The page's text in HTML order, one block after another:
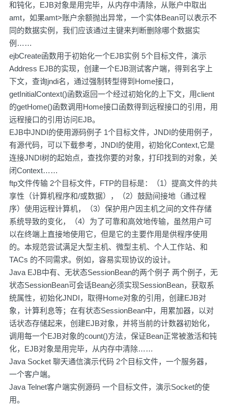
和钝化，EJB对象是用完毕，从内存中清除，从账户中取出
amt，如果amt>账户余额抛出异常，一个实体Bean可以表示不
同的数据实例，我们应该通过主键来判断删除哪个数据实
例……
ejbCreate函数用于初始化一个EJB实例 5个目标文件，演示
Address EJB的实现，创建一个EJB测试客户端，得到名字上
下文，查询jndi名，通过强制转型得到Home接口，
getInitialContext()函数返回一个经过初始化的上下文，用client
的getHome()函数调用Home接口函数得到远程接口的引用，用
远程接口的引用访问EJB。
EJB中JNDI的使用源码例子 1个目标文件，JNDI的使用例子，
有源代码，可以下载参考，JNDI的使用，初始化Context,它是
连接JNDI树的起始点，查找你要的对象，打印找到的对象，关
闭Context……
ftp文件传输 2个目标文件，FTP的目标是：（1）提高文件的共
享性（计算机程序和/或数据），（2）鼓励间接地（通过程
序）使用远程计算机，（3）保护用户因主机之间的文件存储
系统导致的变化，（4）为了可靠和高效地传输，虽然用户可
以在终端上直接地使用它，但是它的主要作用是供程序使用
的。本规范尝试满足大型主机、微型主机、个人工作站、和
TACs 的不同需求。例如，容易实现协议的设计。
Java EJB中有、无状态SessionBean的两个例子 两个例子，无
状态SessionBean可会话Bean必须实现SessionBean，获取系
统属性，初始化JNDI，取得Home对象的引用，创建EJB对
象，计算利息等；在有状态SessionBean中，用累加器，以对
话状态存储起来，创建EJB对象，并将当前的计数器初始化，
调用每一个EJB对象的count()方法，保证Bean正常被激活和钝
化，EJB对象是用完毕，从内存中清除……
Java Socket 聊天通信演示代码 2个目标文件，一个服务器，
一个客户端。
Java Telnet客户端实例源码 一个目标文件，演示Socket的使
用。